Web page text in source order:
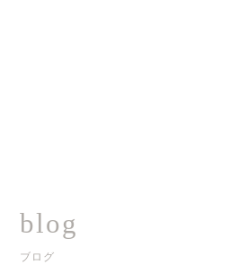
blog
ブログ